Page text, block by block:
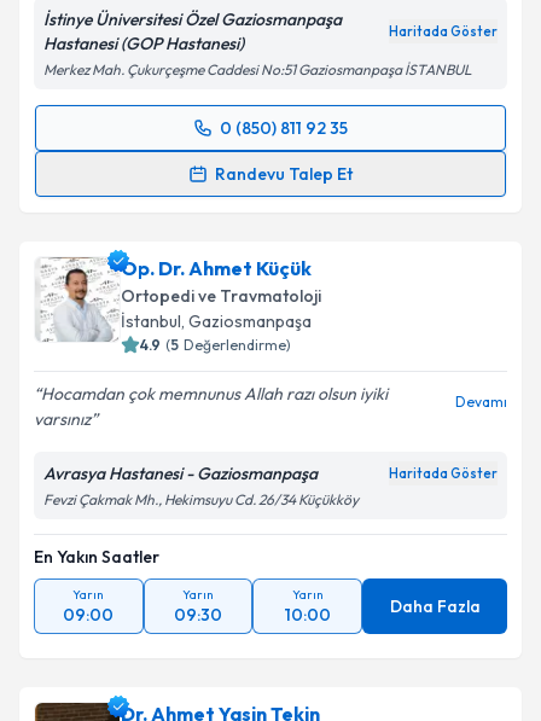
İstinye Üniversitesi Özel Gaziosmanpaşa
Hastanesi (GOP Hastanesi)
Haritada Göster
Merkez Mah. Çukurçeşme Caddesi No:51 Gaziosmanpaşa İSTANBUL
0 (850) 811 92 35
Randevu Talep Et
Randevu Takvimi Talebi
takvim hazırlandığında e-posta ile bilgilendireceğiz.
E-posta Adresiniz
kapsamda işlenmesini kabul ediyorum.
Op. Dr. Ahmet Küçük
Ortopedi ve Travmatoloji
İstanbul, Gaziosmanpaşa
4.9 (5 Değerlendirme)
Hocamdan çok memnunus Allah razı olsun iyiki
varsınız
Devamı
Avrasya Hastanesi - Gaziosmanpaşa Haritada Göster
Fevzi Çakmak Mh., Hekimsuyu Cd. 26/34 Küçükköy
En Yakın Saatler
Yarın
09:00
Yarın
09:30
Yarın
10:00 Daha Fazla
Dr. Ahmet Yasin Tekin